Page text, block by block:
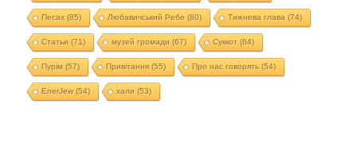
Песах(85) Любавичський Ребе (80) Тижнева глава (74)
Статьи (71) музей громади (67) Суккот (64)
Пурім (57) Привітання(55) Про нас говорять(54)
EnerJew(54) хали (53)